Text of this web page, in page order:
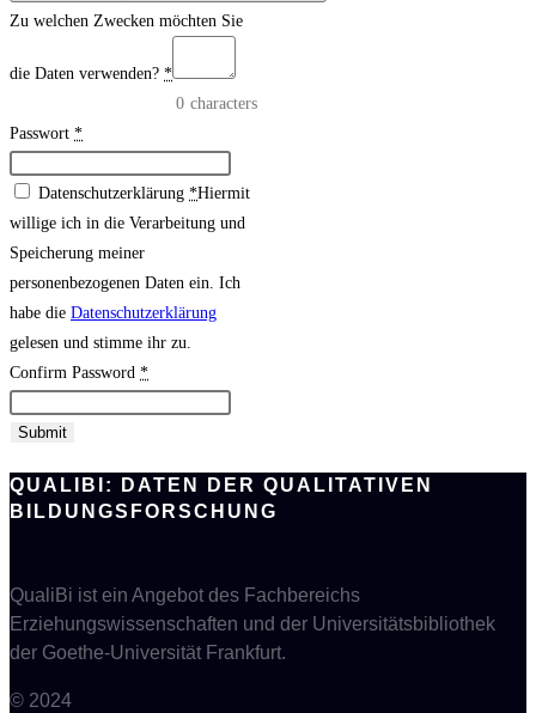
Zu welchen Zwecken möchten Sie
die Daten verwenden? *
0 characters
Passwort *
Datenschutzerklärung *Hiermit
willige ich in die Verarbeitung und
Speicherung meiner
personenbezogenen Daten ein. Ich
habe die Datenschutzerklärung
gelesen und stimme ihr zu.
Confirm Password *
Submit
QUALIBI: DATEN DER QUALITATIVEN
BILDUNGSFORSCHUNG
QualiBi ist ein Angebot des Fachbereichs
Erziehungswissenschaften und der Universitätsbibliothek
der Goethe-Universität Frankfurt.
© 2024